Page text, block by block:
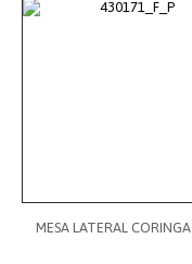
MESA LATERAL CORINGA